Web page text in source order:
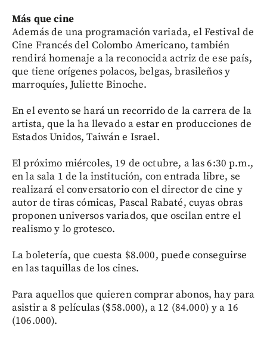
Más que cine
Además de una programación variada, el Festival de
Cine Francés del Colombo Americano, también
rendirá homenaje a la reconocida actriz de ese país,
que tiene orígenes polacos, belgas, brasileños y
marroquíes, Juliette Binoche.
En el evento se hará un recorrido de la carrera de la
artista, que la ha llevado a estar en producciones de
Estados Unidos, Taiwán e Israel.
El próximo miércoles, 19 de octubre, a las 6:30 p.m.,
en la sala 1 de la institución, con entrada libre, se
realizará el conversatorio con el director de cine y
autor de tiras cómicas, Pascal Rabaté, cuyas obras
proponen universos variados, que oscilan entre el
realismo y lo grotesco.
La boletería, que cuesta $8.000, puede conseguirse
en las taquillas de los cines.
Para aquellos que quieren comprar abonos, hay para
asistir a 8 películas ($58.000), a 12 (84.000) y a 16
(106.000).